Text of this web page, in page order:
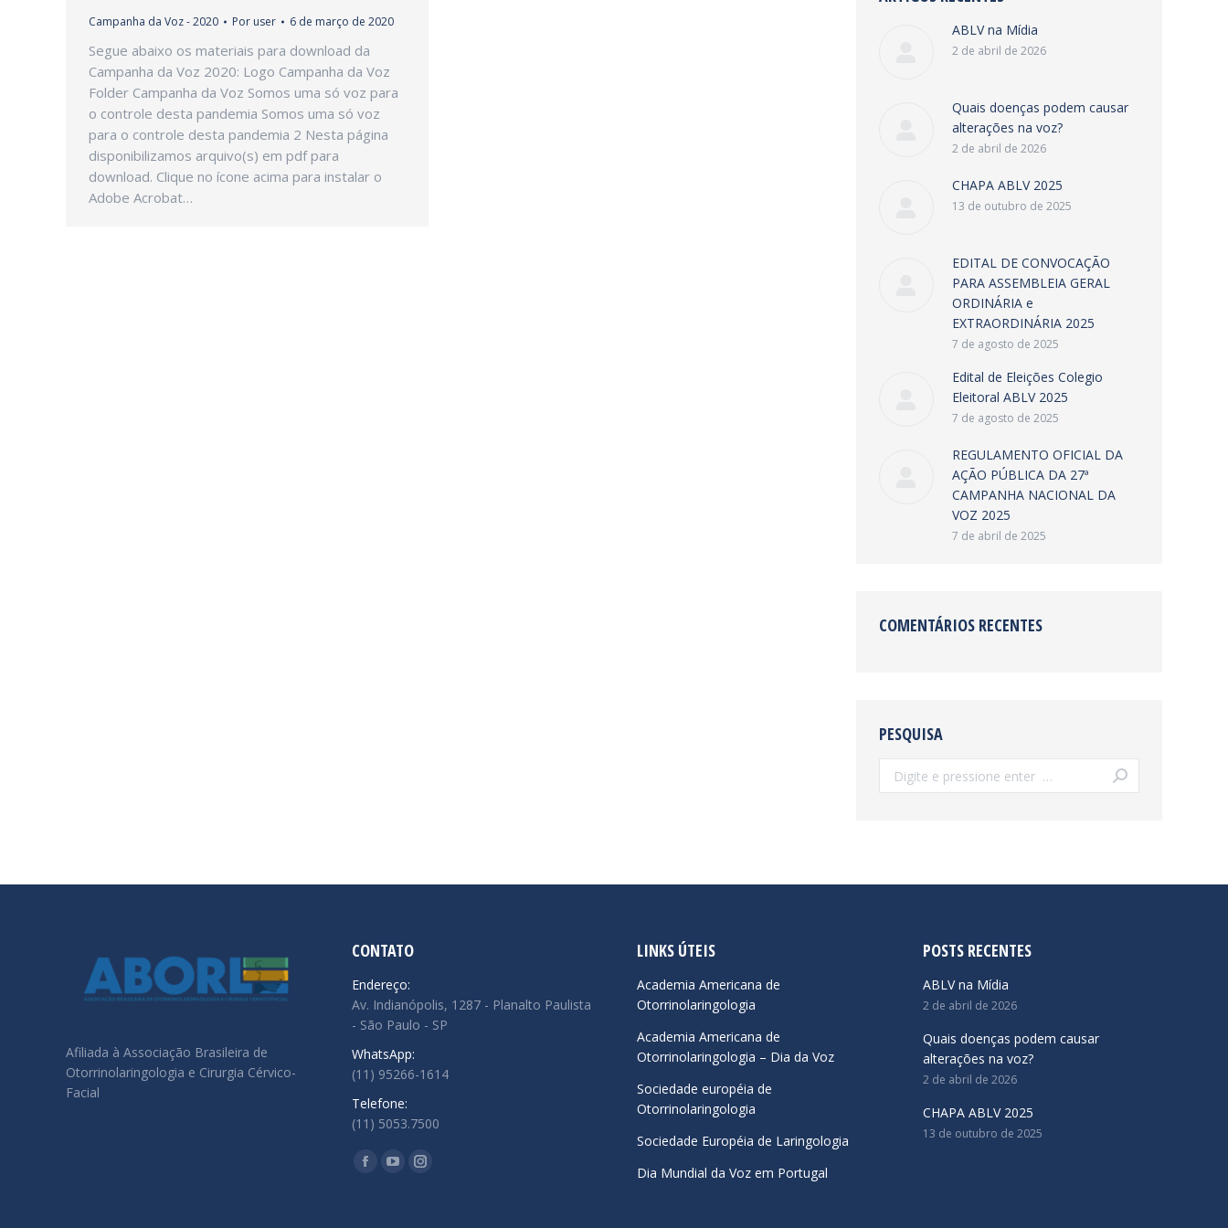
Campanha da Voz - 2020 Por user 6 de março de 2020
Segue abaixo os materiais para download da
Campanha da Voz 2020: Logo Campanha da Voz
Folder Campanha da Voz Somos uma só voz para
o controle desta pandemia Somos uma só voz
para o controle desta pandemia 2 Nesta página
disponibilizamos arquivo(s) em pdf para
download. Clique no ícone acima para instalar o
Adobe Acrobat…
ABLV na Mídia
2 de abril de 2026
Quais doenças podem causar
alterações na voz?
2 de abril de 2026
CHAPA ABLV 2025
13 de outubro de 2025
EDITAL DE CONVOCAÇÃO
PARA ASSEMBLEIA GERAL
ORDINÁRIA e
EXTRAORDINÁRIA 2025
7 de agosto de 2025
Edital de Eleições Colegio
Eleitoral ABLV 2025
7 de agosto de 2025
REGULAMENTO OFICIAL DA
AÇÃO PÚBLICA DA 27ª
CAMPANHA NACIONAL DA
VOZ 2025
7 de abril de 2025
COMENTÁRIOS RECENTES
PESQUISA
Search:
Afiliada à Associação Brasileira de
Otorrinolaringologia e Cirurgia Cérvico-
Facial
CONTATO
Endereço:
Av. Indianópolis, 1287 - Planalto Paulista
- São Paulo - SP
WhatsApp:
(11) 95266-1614
Telefone:
(11) 5053.7500
Encontre-nos em:
Facebook
YouTubeInstagram
LINKS ÚTEIS
Academia Americana de
Otorrinolaringologia
Academia Americana de
Otorrinolaringologia – Dia da Voz
Sociedade européia de
Otorrinolaringologia
Sociedade Européia de Laringologia
Dia Mundial da Voz em Portugal
POSTS RECENTES
ABLV na Mídia
2 de abril de 2026
Quais doenças podem causar
alterações na voz?
2 de abril de 2026
CHAPA ABLV 2025
13 de outubro de 2025